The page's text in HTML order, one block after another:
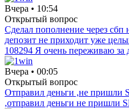
Вчера • 10:54
Открытый вопрос
Сделал пополнение через сбп
депозит не приходит уже
108294 Я очень переживаю за
Вчера • 00:05
Открытый вопрос
Отправил деньги ,не пришли
,отправил деньги не пришли